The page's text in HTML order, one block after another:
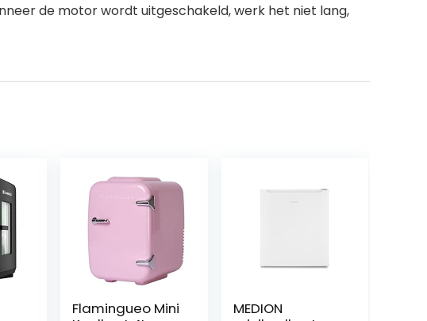
de motor wordt uitgeschakeld, werk het niet lang,
Flamingueo Mini
MEDION